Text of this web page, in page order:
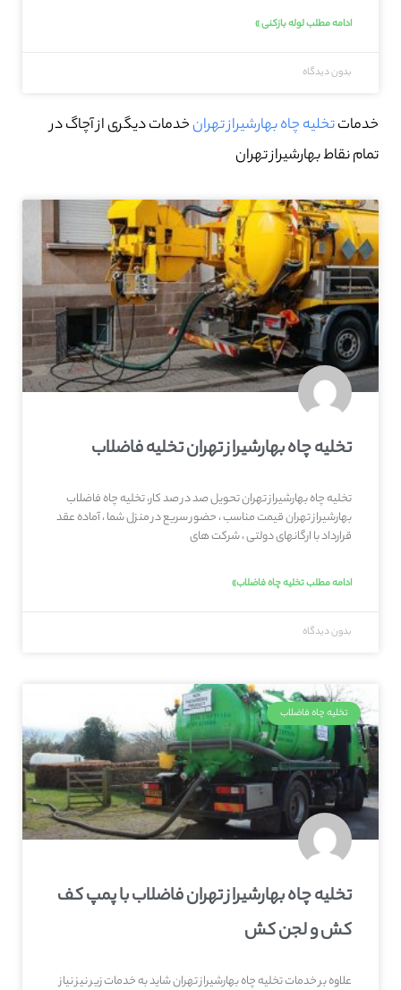
ادامه مطلب لوله بازکنی »
بدون دیدگاه
خدماتتخلیه چاه بهارشیراز تهرانخدمات دیگری از آچاگ در
تمام نقاط بهارشیراز تهران
تخلیه چاه بهارشیراز تهران تخلیه فاضلاب
تخلیه چاه بهارشیراز تهران تحویل صد در صد کار، تخلیه چاه فاضلاب
بهارشیراز تهران قیمت مناسب ، حضور سریع در منزل شما ، آماده عقد
قرارداد با ارگانهای دولتی ، شرکت های
ادامه مطلب تخلیه چاه فاضلاب»
بدون دیدگاه
تخلیه چاه فاضلاب
تخلیه چاه بهارشیراز تهران فاضلاب با پمپ کف
کش و لجن کش
علاوه بر خدمات تخلیه چاه بهارشیراز تهران شاید به خدمات زیر نیز نیاز